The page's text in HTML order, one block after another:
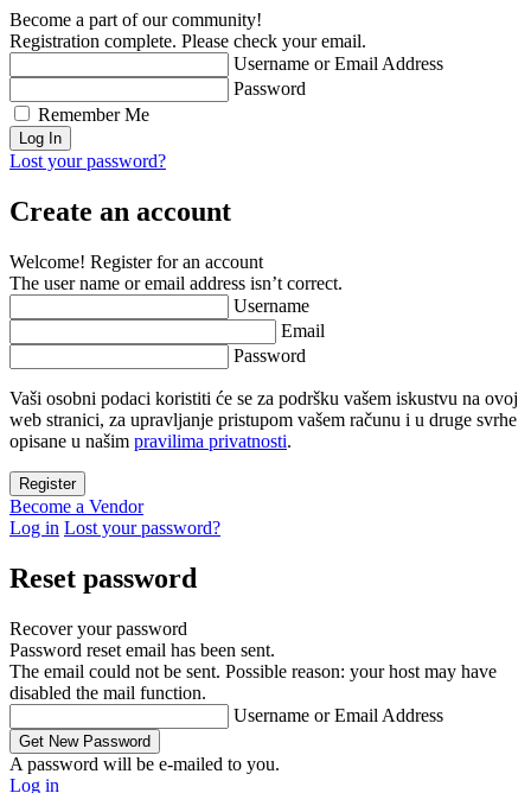
Become a part of our community!
Registration complete. Please check your email.
Username or Email Address
Password
Remember Me
Lost your password?
Create an account
Welcome! Register for an account
The user name or email address isn’t correct.
Username
Email
Password
Vaši osobni podaci koristiti će se za podršku vašem iskustvu na ovoj
web stranici, za upravljanje pristupom vašem računu i u druge svrhe
opisane u našim pravilima privatnosti.
Become a Vendor
Log in Lost your password?
Reset password
Recover your password
Password reset email has been sent.
The email could not be sent. Possible reason: your host may have
disabled the mail function.
Username or Email Address
A password will be e-mailed to you.
Log in